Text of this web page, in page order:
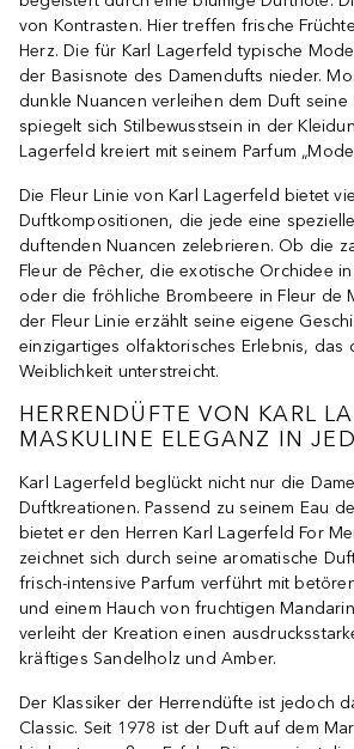
von Kontrasten. Hier treffen frische
Herz. Die für Karl Lagerfeld typische
der Basisnote des Damendufts nieder.
dunkle Nuancen verleihen dem Duft seine
spiegelt sich Stilbewusstsein in der
Lagerfeld kreiert mit seinem Parfum
Die Fleur Linie von Karl Lagerfeld bietet
Duftkompositionen, die jede eine
duftenden Nuancen zelebrieren. Ob die
Fleur de Pêcher, die exotische Orchidee
oder die fröhliche Brombeere in Fleur de
der Fleur Linie erzählt seine eigene
einzigartiges olfaktorisches Erlebnis, das
Weiblichkeit unterstreicht.
HERRENDÜFTE VON KARL
MASKULINE ELEGANZ IN
Karl Lagerfeld beglückt nicht nur die
Duftkreationen. Passend zu seinem Eau
bietet er den Herren Karl Lagerfeld For
zeichnet sich durch seine aromatische
frisch-intensive Parfum verführt mit
und einem Hauch von fruchtigen
verleiht der Kreation einen
kräftiges Sandelholz und Amber.
Der Klassiker der Herrendüfte ist jedoch
Classic. Seit 1978 ist der Duft auf dem